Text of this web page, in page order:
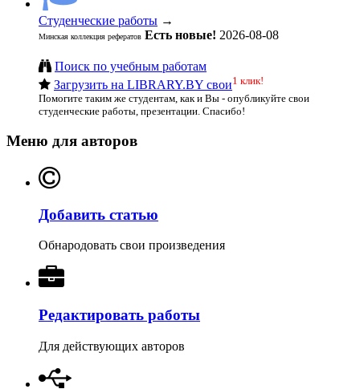
Студенческие работы →
Минская коллекция рефератов Есть новые! 2026-08-08
Поиск по учебным работам
Загрузить на LIBRARY.BY свои1 клик!
Помогите таким же студентам, как и Вы - опубликуйте свои
студенческие работы, презентации. Спасибо!
Меню для авторов
Добавить статью
Обнародовать свои произведения
Редактировать работы
Для действующих авторов